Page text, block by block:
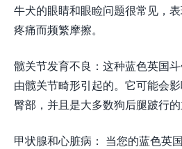
牛犬的眼睛和眼睑问题很常见，
疼痛而频繁摩擦。
髋关节发育不良：这种蓝色英国
由髋关节畸形引起的。它可能会
臀部，并且是大多数狗后腿跛行的
甲状腺和心脏病： 当您的蓝色英